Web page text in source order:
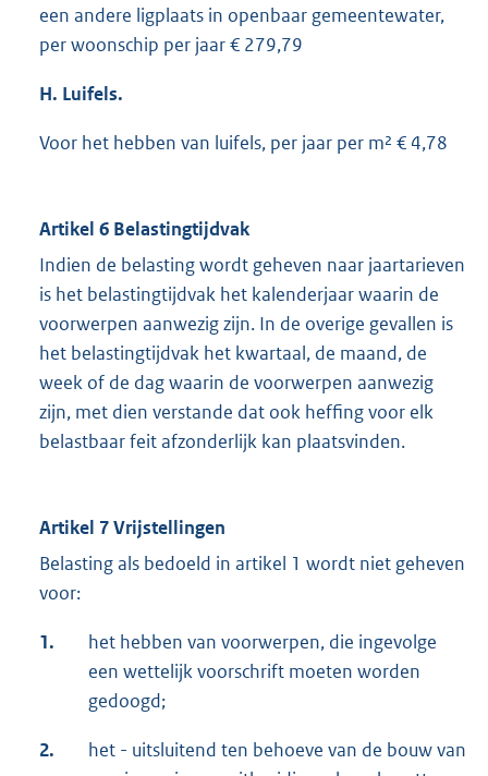
een andere ligplaats in openbaar gemeentewater,
per woonschip per jaar € 279,79
H. Luifels.
Voor het hebben van luifels, per jaar per m² € 4,78
Artikel 6 Belastingtijdvak
Indien de belasting wordt geheven naar jaartarieven
is het belastingtijdvak het kalenderjaar waarin de
voorwerpen aanwezig zijn. In de overige gevallen is
het belastingtijdvak het kwartaal, de maand, de
week of de dag waarin de voorwerpen aanwezig
zijn, met dien verstande dat ook heffing voor elk
belastbaar feit afzonderlijk kan plaatsvinden.
Artikel 7 Vrijstellingen
Belasting als bedoeld in artikel 1 wordt niet geheven
voor:
1.
het hebben van voorwerpen, die ingevolge
een wettelijk voorschrift moeten worden
gedoogd;
2.
het - uitsluitend ten behoeve van de bouw van